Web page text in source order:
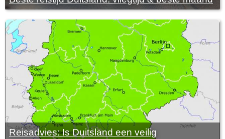
Reisadvies: Is Duitsland een veilig